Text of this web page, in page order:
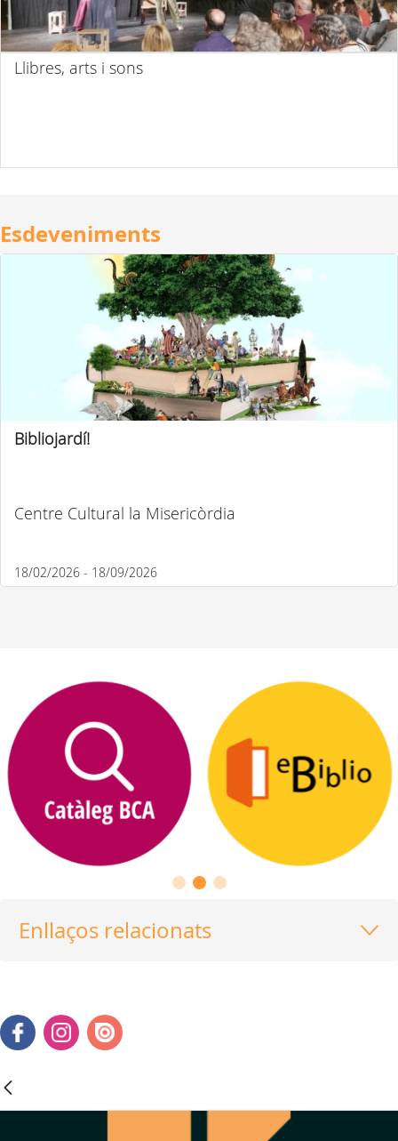
Llibres, arts i sons
Esdeveniments
Bibliojardí!
Centre Cultural la Misericòrdia
18/02/2026 - 18/09/2026
Enllaços relacionats